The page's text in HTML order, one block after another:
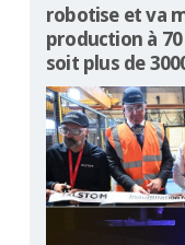
robotise et va
production à
soit plus de